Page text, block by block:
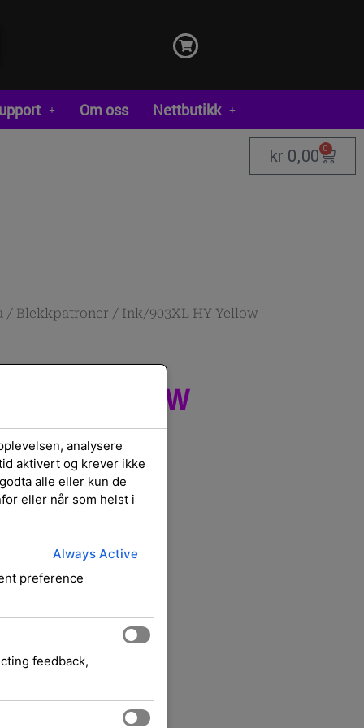
Om oss Nettbutikk
kr 0,00 0
/ Blekkpatroner / Ink/903XL HY Yellow
HY Yellow
Blekkpatroner
mva.
bestilling:
analysere
aktivert og krever ikke
alle eller kun de
eller når som helst i
Always Active
preference
feedback,